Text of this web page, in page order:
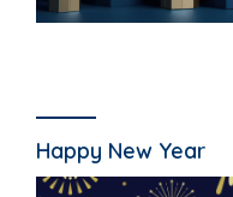
Happy New Year